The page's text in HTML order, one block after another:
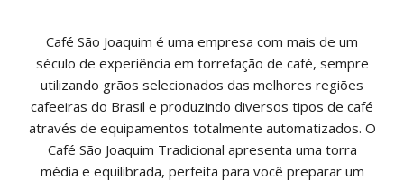
Café São Joaquim é uma empresa com mais de um
século de experiência em torrefação de café, sempre
utilizando grãos selecionados das melhores regiões
cafeeiras do Brasil e produzindo diversos tipos de café
através de equipamentos totalmente automatizados. O
Café São Joaquim Tradicional apresenta uma torra
média e equilibrada, perfeita para você preparar um